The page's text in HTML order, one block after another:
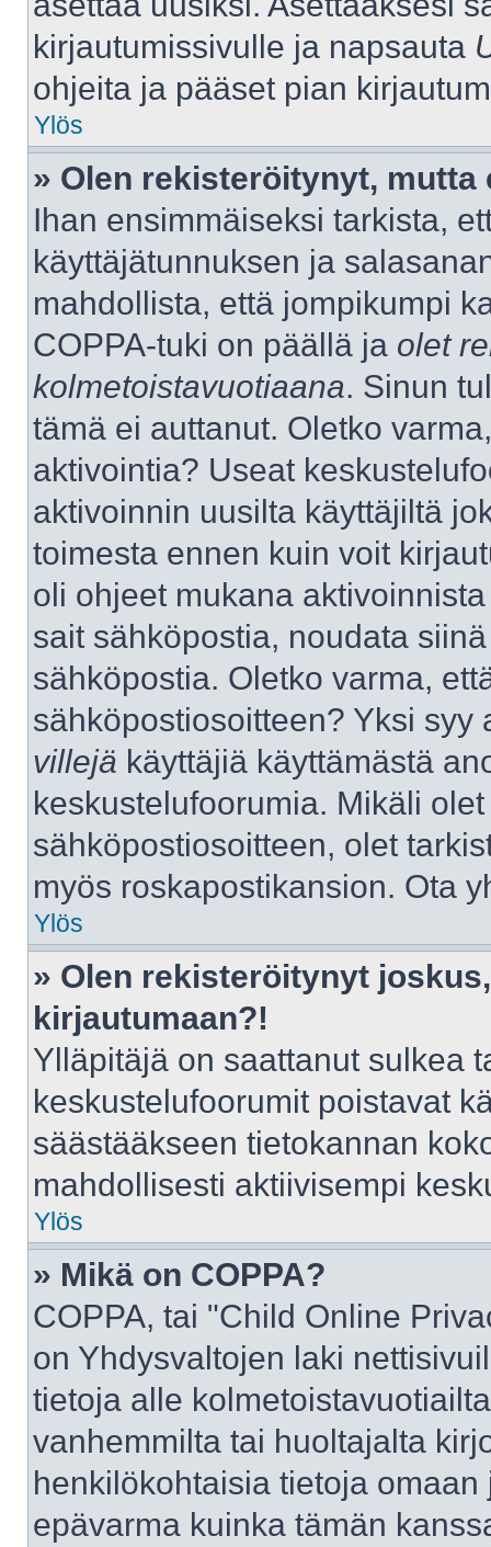
kirjautumissivulle ja napsauta
ohjeita ja pääset pian
Ylös
» Olen rekisteröitynyt,
Ihan ensimmäiseksi tarkista,
käyttäjätunnuksen ja
mahdollista, että jompikumpi
COPPA-tuki on päällä ja olet
kolmetoistavuotiaana. Sinun
tämä ei auttanut. Oletko
aktivointia? Useat
aktivoinnin uusilta käyttäjiltä
toimesta ennen kuin voit
oli ohjeet mukana
sait sähköpostia, noudata
sähköpostia. Oletko varma,
sähköpostiosoitteen? Yksi
villejä käyttäjiä käyttämästä
keskustelufoorumia. Mikäli
sähköpostiosoitteen, olet
myös roskapostikansion. Ota
Ylös
» Olen rekisteröitynyt
kirjautumaan?!
Ylläpitäjä on saattanut sulkea
keskustelufoorumit poistavat
säästääkseen tietokannan
mahdollisesti aktiivisempi
Ylös
» Mikä on COPPA?
COPPA, tai "Child Online
on Yhdysvaltojen laki
tietoja alle
vanhemmilta tai huoltajalta
henkilökohtaisia tietoja
epävarma kuinka tämän